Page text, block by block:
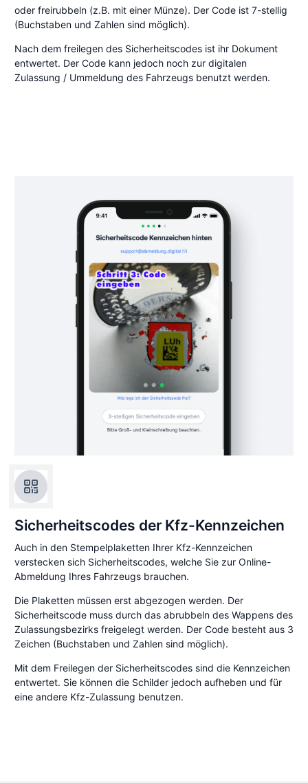
oder freirubbeln (z.B. mit einer Münze). Der Code ist 7-stellig
(Buchstaben und Zahlen sind möglich).
Nach dem freilegen des Sicherheitscodes ist ihr Dokument
entwertet. Der Code kann jedoch noch zur digitalen
Zulassung / Ummeldung des Fahrzeugs benutzt werden.
Sicherheitscodes der Kfz-Kennzeichen
Auch in den Stempelplaketten Ihrer Kfz-Kennzeichen
verstecken sich Sicherheitscodes, welche Sie zur Online-
Abmeldung Ihres Fahrzeugs brauchen.
Die Plaketten müssen erst abgezogen werden. Der
Sicherheitscode muss durch das abrubbeln des Wappens des
Zulassungsbezirks freigelegt werden. Der Code besteht aus 3
Zeichen (Buchstaben und Zahlen sind möglich).
Mit dem Freilegen der Sicherheitscodes sind die Kennzeichen
entwertet. Sie können die Schilder jedoch aufheben und für
eine andere Kfz-Zulassung benutzen.